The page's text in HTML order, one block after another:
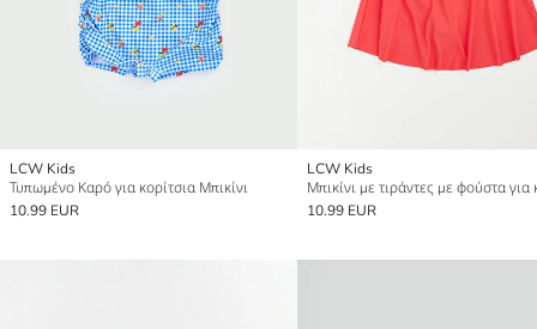
LCW Kids
Τυπωμένο Καρό για κορίτσια Μπικίνι
10.99 EUR
LCW Kids
10.99 EUR